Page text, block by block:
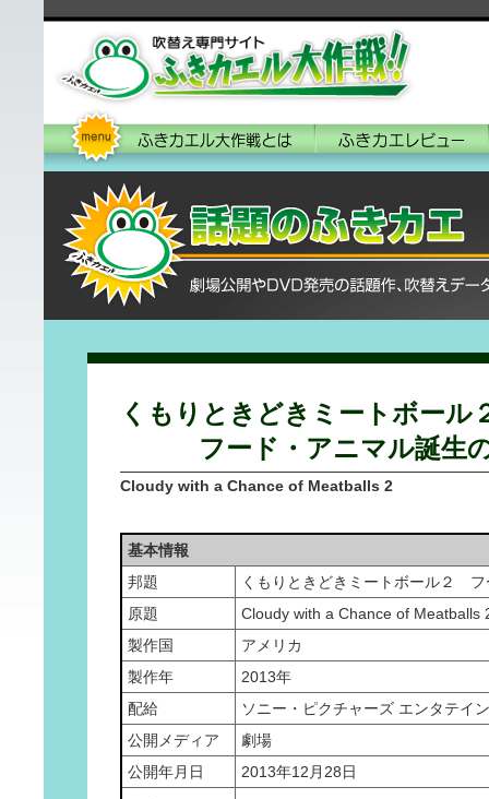
くもりときどきミートボール
フード・アニマル誕生
Cloudy with a Chance of Meatballs 2
基本情報
邦題
くもりときどきミートボール２
原題
Cloudy with a Chance of Meatballs
製作国
アメリカ
製作年
2013年
配給
ソニー・ピクチャーズ エンタテイ
公開メディア
劇場
公開年月日
2013年12月28日